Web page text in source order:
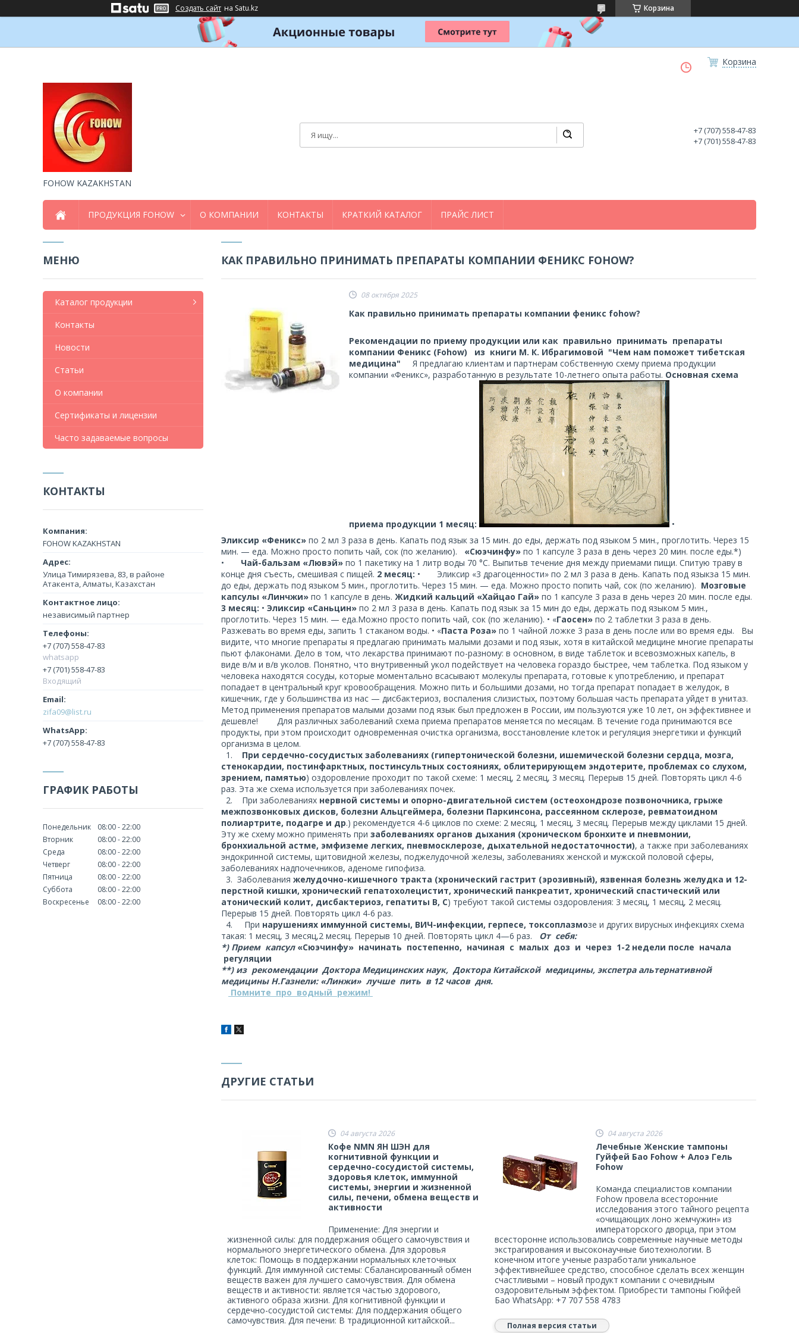
Создать сайт на Satu.kz Корзина
Корзина
FOHOW KAZAKHSTAN
+7 (707) 558-47-83
+7 (701) 558-47-83
ПРОДУКЦИЯ FOHOW О КОМПАНИИ КОНТАКТЫ КРАТКИЙ КАТАЛОГ ПРАЙС ЛИСТ
КАК ПРАВИЛЬНО ПРИНИМАТЬ ПРЕПАРАТЫ КОМПАНИИ ФЕНИКС FOHOW?
08 октября 2025
Как правильно принимать препараты компании феникс fohow?
Рекомендации по приему продукции или как правильно принимать препараты
компании Феникс (Fohow)
из книги М. К. Ибрагимовой "Чем нам поможет тибетская
медицина" Я предлагаю клиентам и партнерам собственную схему приема продукции
компании «Феникс», разработанную в результате 10-летнего опыта работы. Основная схема
приема продукции 1 месяц:
•
Эликсир «Феникс» по 2 мл 3 раза в день. Капать под язык за 15 мин. до еды, держать под языком 5 мин., проглотить. Через 15
мин. — еда. Можно просто попить чай, сок (по желанию). «Сюэчинфу» по 1 капсуле 3 раза в день через 20 мин. после еды.*)
• Чай-бальзам «Лювэй» по 1 пакетику на 1 литр воды 70 °С. Выпитьв течение дня между приемами пищи. Спитую траву в
конце дня съесть, смешивая с пищей. 2 месяц: • Эликсир «3 драгоценности» по 2 мл 3 раза в день. Капать под языкза 15 мин.
до еды, держать под языком 5 мин., проглотить. Через 15 мин. — еда. Можно просто попить чай, сок (по желанию). Мозговые
капсулы «Линчжи» по 1 капсуле в день. Жидкий кальций «Хайцао Гай» по 1 капсуле 3 раза в день через 20 мин. после еды.
3 месяц: • Эликсир «Саньцин» по 2 мл 3 раза в день. Капать под язык за 15 мин до еды, держать под языком 5 мин.,
проглотить. Через 15 мин. — еда.Можно просто попить чай, сок (по желанию). • «Гаосен» по 2 таблетки 3 раза в день.
Разжевать во время еды, запить 1 стаканом воды. • «Паста Роза» по 1 чайной ложке 3 раза в день после или во время еды. Вы
видите, что многие препараты я предлагаю принимать малыми дозами и под язык, хотя в китайской медицине многие препараты
пьют флаконами. Дело в том, что лекарства принимают по-разному: в основном, в виде таблеток и всевозможных капель, в
виде в/м и в/в уколов. Понятно, что внутривенный укол подействует на человека гораздо быстрее, чем таблетка. Под языком у
человека находятся сосуды, которые моментально всасывают молекулы препарата, готовые к употреблению, и препарат
попадает в центральный круг кровообращения. Можно пить и большими дозами, но тогда препарат попадает в желудок, в
кишечник, где у большинства из нас — дисбактериоз, воспаления слизистых, поэтому большая часть препарата уйдет в унитаз.
Метод применения препаратов малыми дозами под язык был предложен в России, им пользуются уже 10 лет, он эффективнее и
дешевле! Для различных заболеваний схема приема препаратов меняется по месяцам. В течение года принимаются все
продукты, при этом происходит одновременная очистка организма, восстановление клеток и регуляция энергетики и функций
организма в целом.
1. При сердечно-сосудистых заболеваниях (гипертонической болезни, ишемической болезни сердца, мозга,
стенокардии, постинфарктных, постинсультных состояниях, облитерирующем эндотерите, проблемах со слухом,
зрением, памятью) оздоровление проходит по такой схеме: 1 месяц, 2 месяц, 3 месяц. Перерыв 15 дней. Повторять цикл 4-6
раз. Эта же схема используется при заболеваниях почек.
2. При заболеваниях нервной системы и опорно-двигательной систем (остеохондрозе позвоночника, грыже
межпозвонковых дисков, болезни Альцгеймера, болезни Паркинсона, рассеянном склерозе, ревматоидном
полиартрите, подагре и др.) рекомендуется 4-6 циклов по схеме: 2 месяц, 1 месяц, 3 месяц. Перерыв между циклами 15 дней.
Эту же схему можно применять при заболеваниях органов дыхания (хроническом бронхите и пневмонии,
бронхиальной астме, эмфиземе легких, пневмосклерозе, дыхательной недостаточности), а также при заболеваниях
эндокринной системы, щитовидной железы, поджелудочной железы, заболеваниях женской и мужской половой сферы,
заболеваниях надпочечников, аденоме гипофиза.
3. Заболевания желудочно-кишечного тракта (хронический гастрит (эрозивный), язвенная болезнь желудка и 12-
перстной кишки, хронический гепатохолецистит, хронический панкреатит, хронический спастический или
атонический колит, дисбактериоз, гепатиты В, С) требуют такой системы оздоровления: 3 месяц, 1 месяц, 2 месяц.
Перерыв 15 дней. Повторять цикл 4-6 раз.
4. При нарушениях иммунной системы, ВИЧ-инфекции, герпесе, токсоплазмозе и других вирусных инфекциях схема
такая: 1 месяц, 3 месяц,2 месяц. Перерыв 10 дней. Повторять цикл 4—6 раз. От себя:
*) Прием капсул «Сюэчинфу» начинать постепенно, начиная с малых доз и через 1-2 недели после начала
регуляции
**) из рекомендации Доктора Медицинских наук, Доктора Китайской медицины, экспетра альтернативной
медицины Н.Газнели: «Линжи» лучше пить в 12 часов дня.
Помните про водный режим!
ДРУГИЕ СТАТЬИ
04 августа 2026
Кофе NMN ЯН ШЭН для
когнитивной функции и
сердечно-сосудистой системы,
здоровья клеток, иммунной
системы, энергии и жизненной
силы, печени, обмена веществ и
активности
Применение: Для энергии и
жизненной силы: для поддержания общего самочувствия и
нормального энергетического обмена. Для здоровья
клеток: Помощь в поддержании нормальных клеточных
функций. Для иммунной системы: Сбалансированный обмен
веществ важен для лучшего самочувствия. Для обмена
веществ и активности: является частью здорового,
активного образа жизни. Для когнитивной функции и
сердечно-сосудистой системы: Для поддержания общего
самочувствия. Для печени: В традиционной китайской...
04 августа 2026
Лечебные Женские тампоны
Гуйфей Бао Fohow + Алоэ Гель
Fohow
Команда специалистов компании
Fohow провела всесторонние
исследования этого тайного рецепта
«очищающих лоно жемчужин» из
императорского дворца, при этом
всесторонне использовались современные научные методы
экстрагирования и высоконаучные биотехнологии. В
конечном итоге ученые разработали уникальное
эффективнейшее средство, способное сделать всех женщин
счастливыми – новый продукт компании с очевидным
оздоровительным эффектом. Приобрести тампоны Гюйфей
Бао WhatsApp: +7 707 558 4783
Полная версия статьи
Каталог продукции
Контакты
Новости
Статьи
О компании
Сертификаты и лицензии
Часто задаваемые вопросы
КОНТАКТЫ
FOHOW KAZAKHSTAN
Улица Тимирязева, 83, в районе
Атакента, Алматы, Казахстан
независимый партнер
+7 (707) 558-47-83
whatsapp
+7 (701) 558-47-83
Входящий
zifa09@list.ru
+7 (707) 558-47-83
ГРАФИК РАБОТЫ
Понедельник 08:00 22:00
Вторник
08:00 22:00
Среда
08:00 22:00
Четверг
08:00 22:00
Пятница
08:00 22:00
Суббота
08:00 22:00
Воскресенье
08:00 22:00